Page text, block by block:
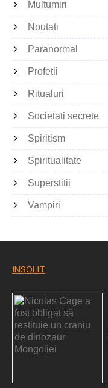
Multumiri
Noutati
Paranormal
Profetii
Ritualuri
Societati secrete
Spiritism
Spiritualitate
Superstitii
Vampiri
INSOLIT